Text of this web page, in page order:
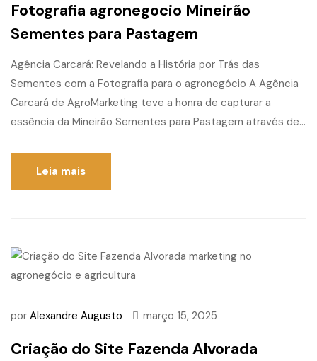
Fotografia agronegocio Mineirão
Sementes para Pastagem
Agência Carcará: Revelando a História por Trás das
Sementes com a Fotografia para o agronegócio A Agência
Carcará de AgroMarketing teve a honra de capturar a
essência da Mineirão Sementes para Pastagem através de...
Leia mais
por Alexandre Augusto março 15, 2025
Criação do Site Fazenda Alvorada